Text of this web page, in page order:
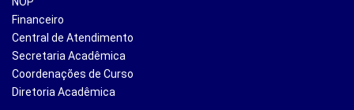
Financeiro
Central de Atendimento
Secretaria Acadêmica
Coordenações de Curso
Diretoria Acadêmica